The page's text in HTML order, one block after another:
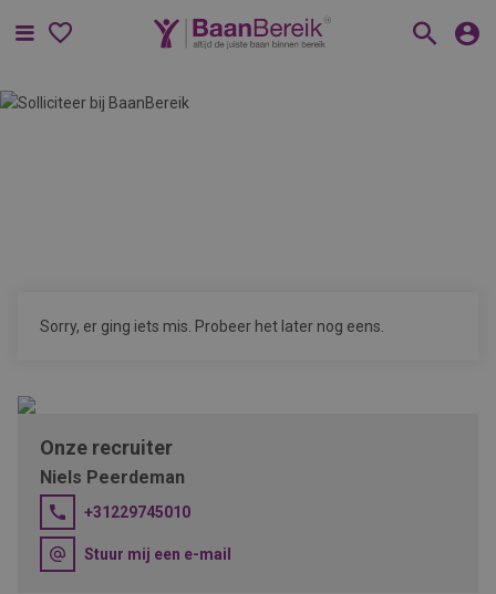
Menu
Sorry, er ging iets mis. Probeer het later nog eens.
Onze recruiter
Niels Peerdeman
+31229745010
Stuur mij een e-mail